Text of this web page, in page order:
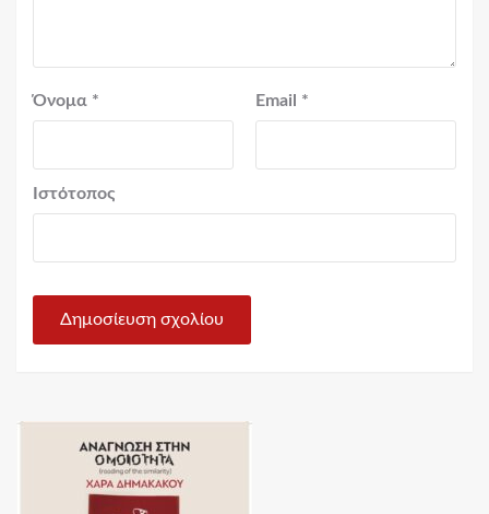
Όνομα * Email *
Ιστότοπος